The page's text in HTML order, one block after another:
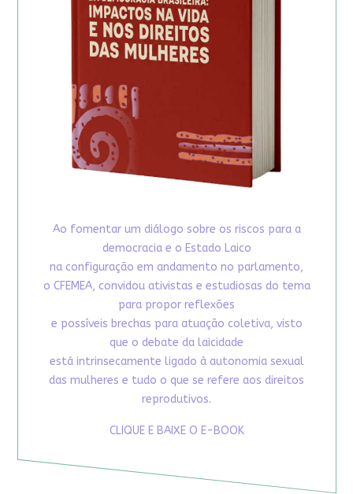
Ao fomentar um diálogo sobre os riscos para a
democracia e o Estado Laico
na configuração em andamento no parlamento,
o CFEMEA, convidou ativistas e estudiosas do tema
para propor reflexões
e possíveis brechas para atuação coletiva, visto
que o debate da laicidade
está intrinsecamente ligado à autonomia sexual
das mulheres e tudo o que se refere aos direitos
reprodutivos.
CLIQUE E BAIXE O E-BOOK